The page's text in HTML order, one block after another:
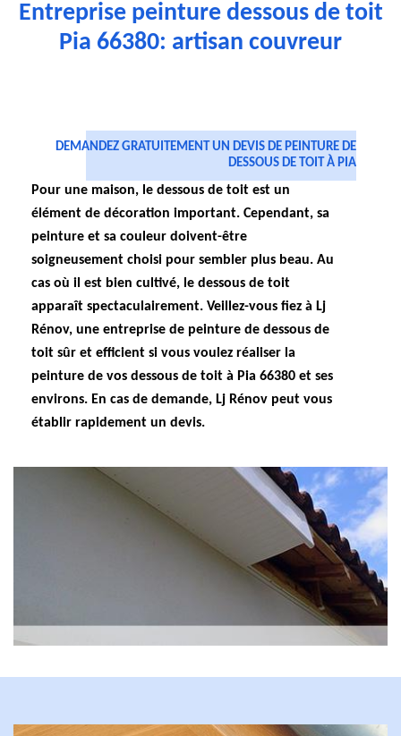
Entreprise peinture dessous de toit
Pia 66380: artisan couvreur
DEMANDEZ GRATUITEMENT UN DEVIS DE PEINTURE DE
DESSOUS DE TOIT À PIA
Pour une maison, le dessous de toit est un
élément de décoration important. Cependant, sa
peinture et sa couleur doivent-être
soigneusement choisi pour sembler plus beau. Au
cas où il est bien cultivé, le dessous de toit
apparaît spectaculairement. Veillez-vous fiez à Lj
Rénov, une entreprise de peinture de dessous de
toit sûr et efficient si vous voulez réaliser la
peinture de vos dessous de toit à Pia 66380 et ses
environs. En cas de demande, Lj Rénov peut vous
établir rapidement un devis.